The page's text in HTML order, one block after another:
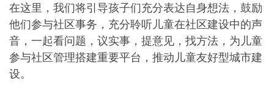
在这里，我们将引导孩子们充分表达自身想法，鼓励
他们参与社区事务，充分聆听儿童在社区建设中的声
音，一起看问题，议实事，提意见，找方法，为儿童
参与社区管理搭建重要平台，推动儿童友好型城市建
设。